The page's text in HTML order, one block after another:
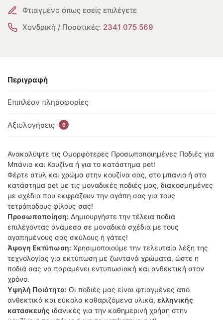
Φτιαγμένο όπως εσείς επιλέγετε
Χονδρική / Ποσοτικές: 2341 075 569
Περιγραφή
Επιπλέον πληροφορίες
Αξιολογήσεις 0
Ανακαλύψτε τις Ομορφότερες Προσωποποιημένες Ποδιές για
Μπάνιο και Κουζίνα ή για το κατάστημα pet!
Φέρτε στυλ και χρώμα στην κουζίνα σας, στο μπάνιο ή στο
κατάστημα pet με τις μοναδικές ποδιές μας, διακοσμημένες
με σχέδια που εκφράζουν την αγάπη σας για τους
τετράποδους φίλους σας!
Προσωποποίηση: Δημιουργήστε την τέλεια ποδιά
επιλέγοντας ανάμεσα σε μοναδικά σχέδια με τους
αγαπημένους σας σκύλους ή γάτες!
Άψογη Εκτύπωση: Χρησιμοποιούμε την τελευταία λέξη της
τεχνολογίας για εκτύπωση με ζωντανά χρώματα, ώστε η
ποδιά σας να παραμένει εντυπωσιακή και ανθεκτική στον
χρόνο.
Υψηλή Ποιότητα: Οι ποδιές μας είναι φτιαγμένες από
ανθεκτικά και εύκολα καθαριζόμενα υλικά, ελληνικής
κατασκευής ιδανικές για την καθημερινή χρήση στην